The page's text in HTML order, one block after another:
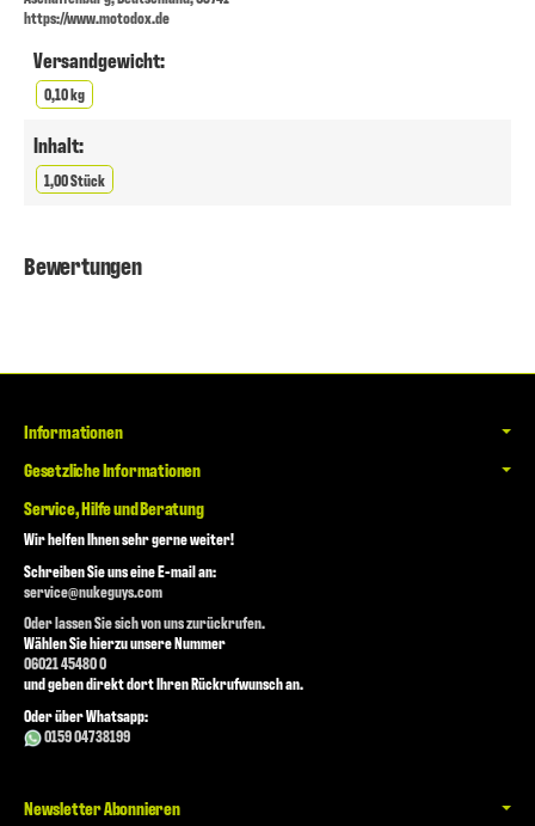
https://www.motodox.de
Versandgewicht:
0,10 kg
Inhalt:
1,00 Stück
Bewertungen
Informationen
Gesetzliche Informationen
Service, Hilfe und Beratung
Wir helfen Ihnen sehr gerne weiter!
Schreiben Sie uns eine E-mail an:
service@nukeguys.com
Oder lassen Sie sich von uns zurückrufen.
Wählen Sie hierzu unsere Nummer
06021 45480 0
und geben direkt dort Ihren Rückrufwunsch an.
Oder über Whatsapp:
0159 04738199
Newsletter Abonnieren